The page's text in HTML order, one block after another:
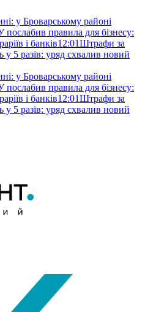
у Броварському районі
послабив правила для бізнесу:
і банків12:01Штрафи за
у 5 разів: уряд схвалив новий
у Броварському районі
послабив правила для бізнесу:
і банків12:01Штрафи за
у 5 разів: уряд схвалив новий